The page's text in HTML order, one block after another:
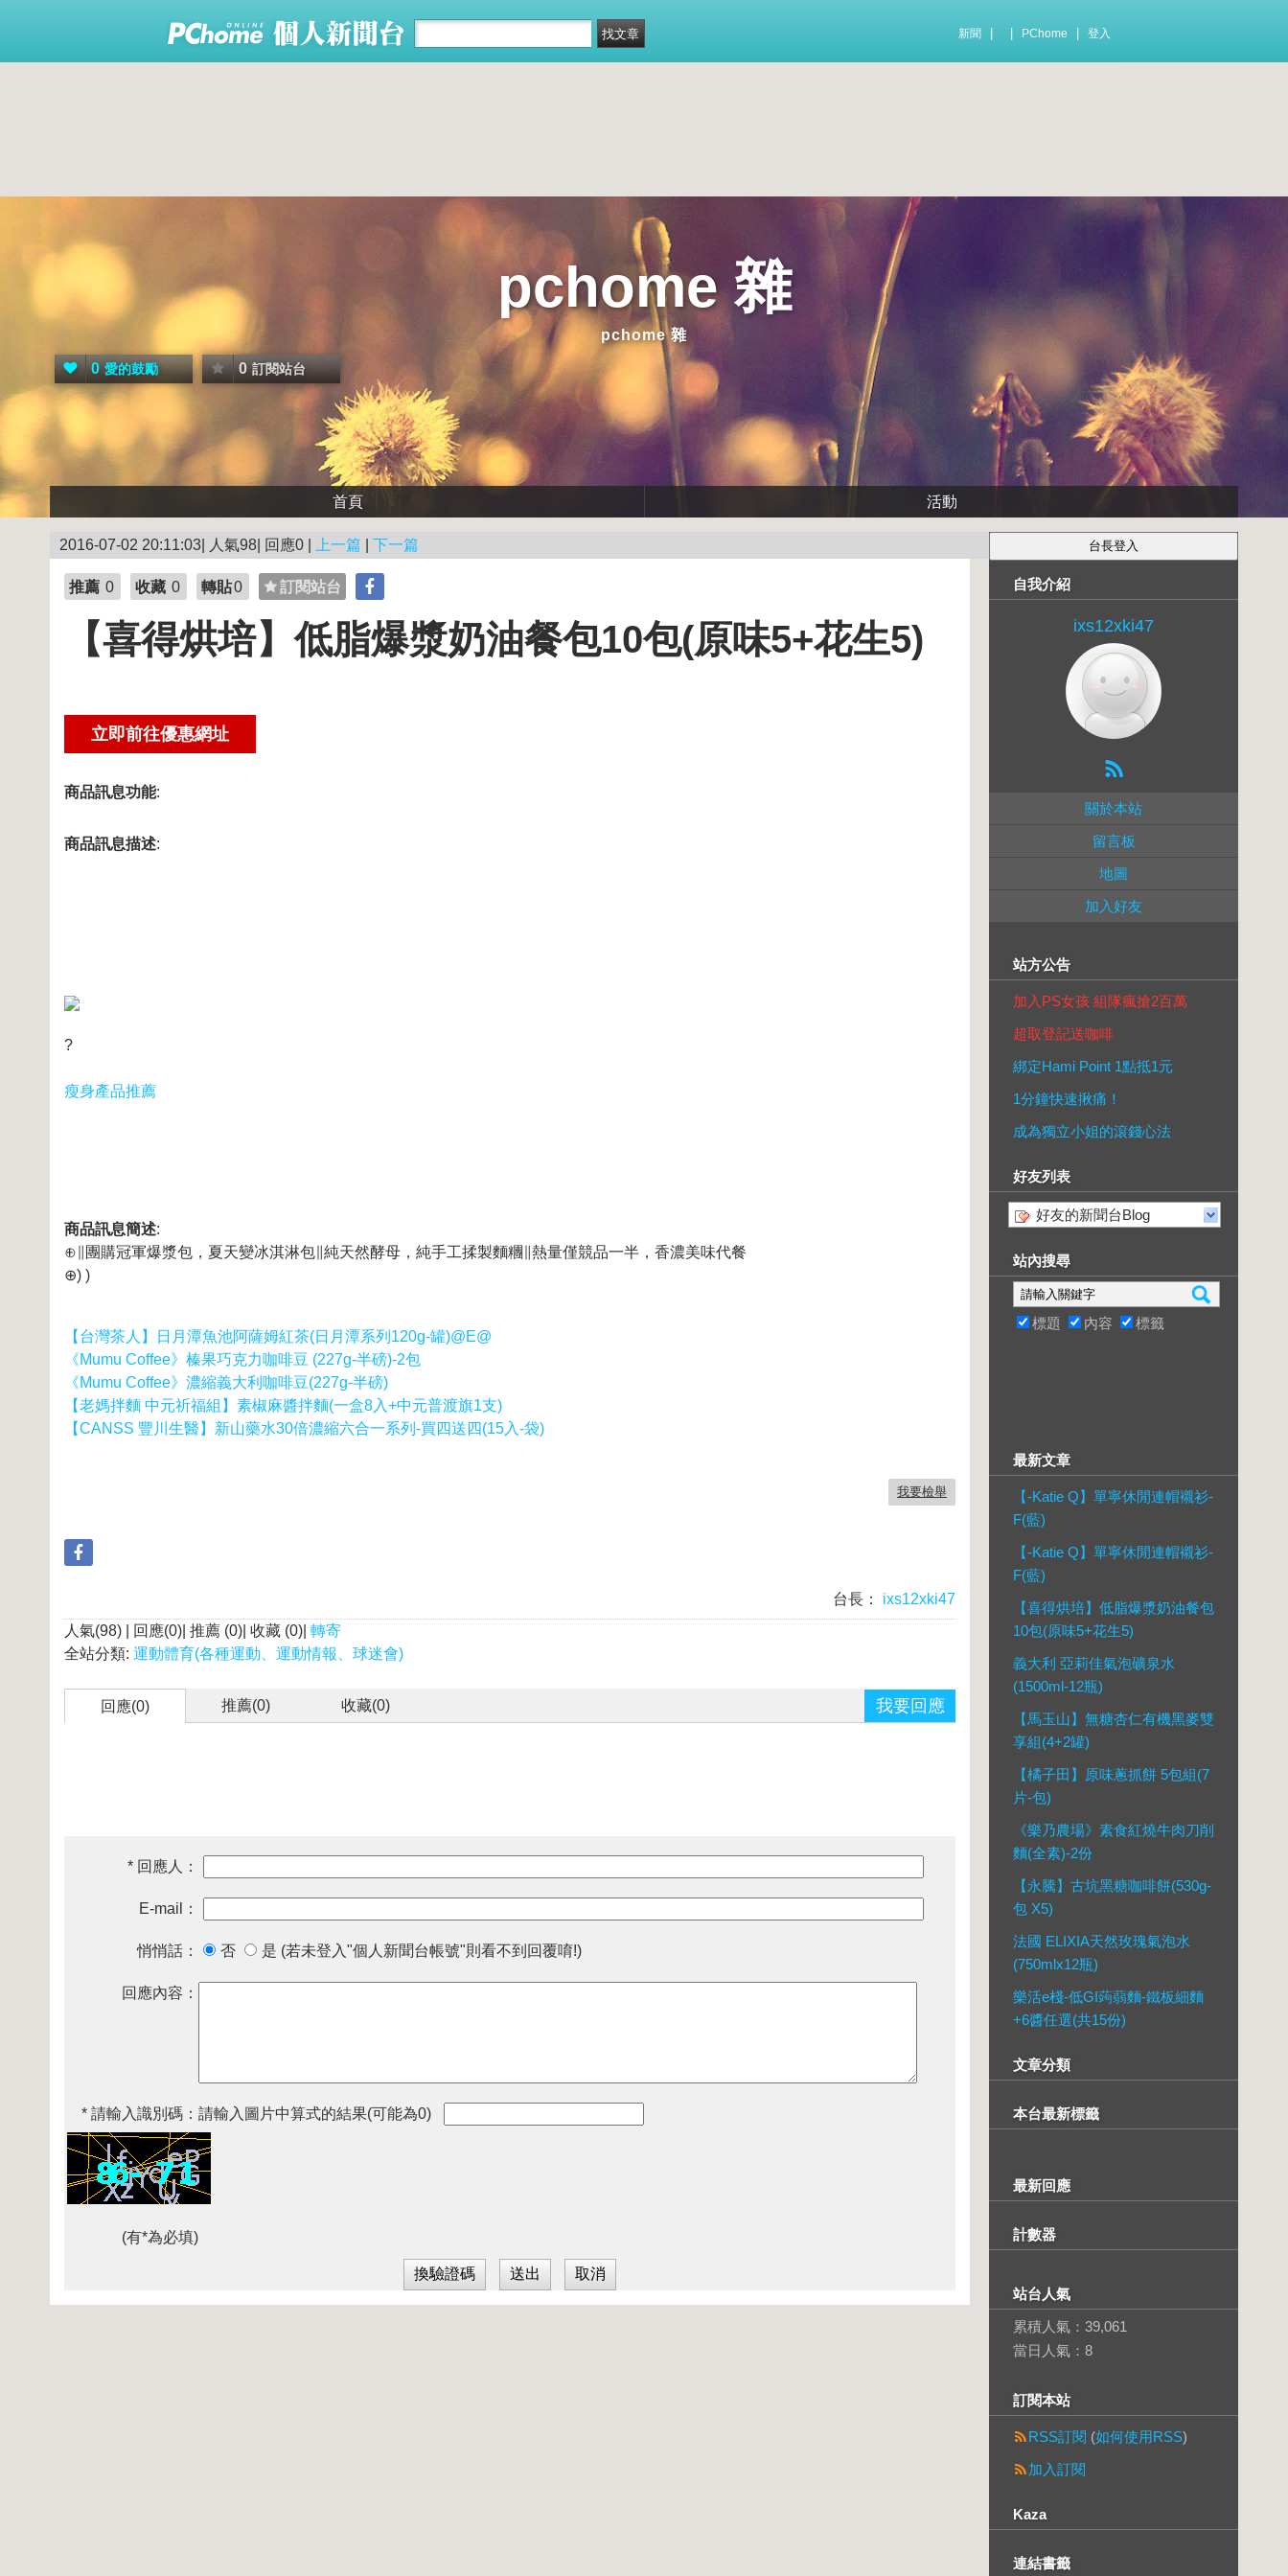
新聞 PChome 登入
pchome 雜
pchome 雜
0 愛的鼓勵 0 訂閱站台
首頁 活動
2016-07-02 20:11:03| 人氣98| 回應0 | 上一篇 下一篇
推薦 0 收藏 0 轉貼0 訂閱站台
【喜得烘培】低脂爆漿奶油餐包10包(原味5+花生5)
商品訊息功能:
商品訊息描述:
?
瘦身產品推薦
商品訊息簡述:
⊕∥團購冠軍爆漿包，夏天變冰淇淋包∥純天然酵母，純手工揉製麵糰∥熱量僅競品一半，香濃美味代餐
⊕) )
【台灣茶人】日月潭魚池阿薩姆紅茶(日月潭系列120g-罐)@E@
《Mumu Coffee》榛果巧克力咖啡豆 (227g-半磅)-2包
《Mumu Coffee》濃縮義大利咖啡豆(227g-半磅)
【老媽拌麵 中元祈福組】素椒麻醬拌麵(一盒8入+中元普渡旗1支)
【CANSS 豐川生醫】新山藥水30倍濃縮六合一系列-買四送四(15入-袋)
我要檢舉
台長：
ixs12xki47
人氣(98) | 回應(0)| 推薦 (0)| 收藏 (0)| 轉寄
全站分類: 運動體育(各種運動、運動情報、球迷會)
回應(0) 推薦(0) 收藏(0) 我要回應
* 回應人：
E-mail：
悄悄話： 否 是 (若未登入"個人新聞台帳號"則看不到回覆唷!)
回應內容：
* 請輸入識別碼： 請輸入圖片中算式的結果(可能為0)
(有*為必填)
自我介紹
ixs12xki47
關於本站
留言板
地圖
加入好友
站方公告
加入PS女孩 組隊瘋搶2百萬
超取登記送咖啡
綁定Hami Point 1點抵1元
1分鐘快速揪痛！
成為獨立小姐的滾錢心法
好友列表
好友的新聞台Blog
站內搜尋
標題 內容 標籤
最新文章
【-Katie Q】單寧休閒連帽襯衫-
F(藍)
【-Katie Q】單寧休閒連帽襯衫-
F(藍)
【喜得烘培】低脂爆漿奶油餐包
10包(原味5+花生5)
義大利 亞莉佳氣泡礦泉水
(1500ml-12瓶)
【馬玉山】無糖杏仁有機黑麥雙
享組(4+2罐)
【橘子田】原味蔥抓餅 5包組(7
片-包)
《樂乃農場》素食紅燒牛肉刀削
麵(全素)-2份
【永騰】古坑黑糖咖啡餅(530g-
包 X5)
法國 ELIXIA天然玫瑰氣泡水
(750mlx12瓶)
樂活e棧-低GI蒟蒻麵-鐵板細麵
+6醬任選(共15份)
文章分類
本台最新標籤
最新回應
計數器
站台人氣
累積人氣： 39,061
當日人氣： 8
訂閱本站
RSS訂閱 (如何使用RSS)
加入訂閱
Kaza
連結書籤